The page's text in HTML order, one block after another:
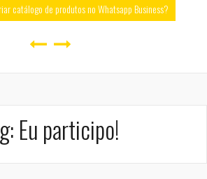
catálogo de produtos no Whatsapp Business?
Eu participo!